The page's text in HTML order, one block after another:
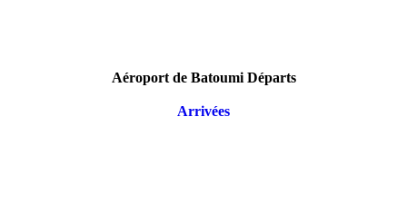
Aéroport de Batoumi Départs
Arrivées